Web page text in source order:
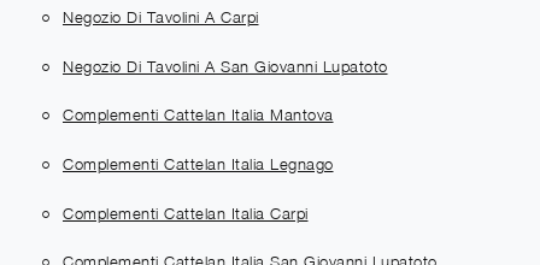
Negozio Di Tavolini A Carpi
Negozio Di Tavolini A San Giovanni Lupatoto
Complementi Cattelan Italia Mantova
Complementi Cattelan Italia Legnago
Complementi Cattelan Italia Carpi